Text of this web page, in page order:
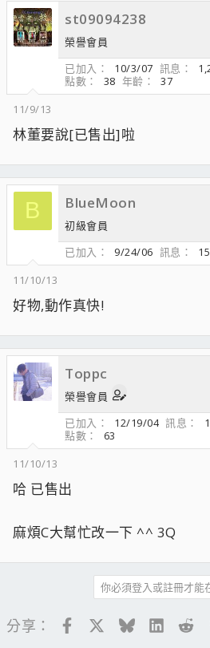
st09094238
榮譽會員
已加入
10/3/07 訊息
點數
38 年齡
37
11/9/13
林董要說[已售出]啦
B BlueMoon
初級會員
已加入
9/24/06 訊息 15
11/10/13
好物,動作真快!
Toppc
榮譽會員
已加入
12/19/04 訊息
點數
63
11/10/13
哈 已售出
麻煩C大幫忙改一下 ^^ 3Q
你必須登入或註冊才能
分享： FacebookBluesky